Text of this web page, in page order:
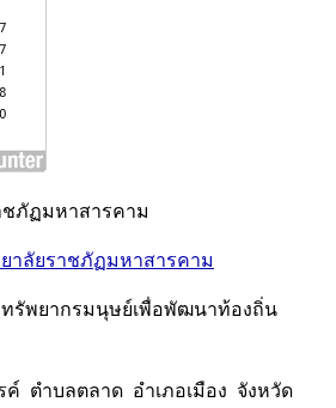
ชภัฏมหาสารคาม
ลัยราชภัฏมหาสารคาม
รัพยากรมนุษย์เพื่อพัฒนาท้องถิ่น
ค์ ตำบลตลาด อำเภอเมือง จังหวัด